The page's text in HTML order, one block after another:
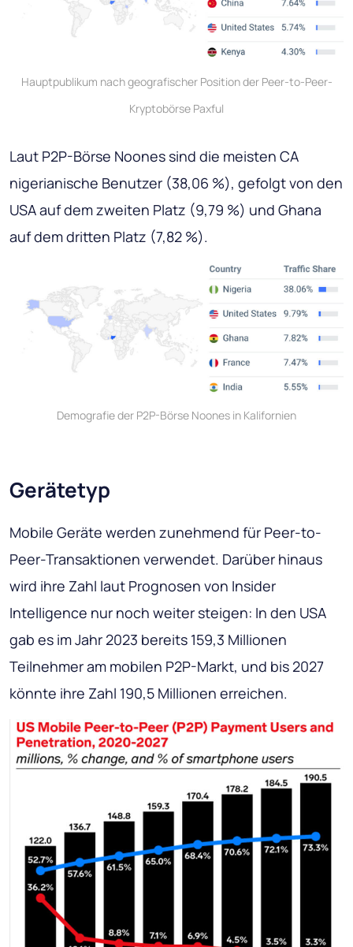
Hauptpublikum nach geografischer Position der Peer-to-Peer-
Kryptobörse Paxful
Laut P2P-Börse Noones sind die meisten CA
nigerianische Benutzer (38,06 %), gefolgt von den
USA auf dem zweiten Platz (9,79 %) und Ghana
auf dem dritten Platz (7,82 %).
Demografie der P2P-Börse Noones in Kalifornien
Gerätetyp
Mobile Geräte werden zunehmend für Peer-to-
Peer-Transaktionen verwendet. Darüber hinaus
wird ihre Zahl laut Prognosen von Insider
Intelligence nur noch weiter steigen: In den USA
gab es im Jahr 2023 bereits 159,3 Millionen
Teilnehmer am mobilen P2P-Markt, und bis 2027
könnte ihre Zahl 190,5 Millionen erreichen.